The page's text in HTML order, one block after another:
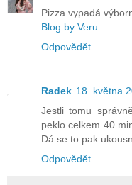
Pizza vypadá
Blog by Veru
Odpovědět
Radek 18. května
Jestli tomu
peklo celkem 40
Dá se to pak
Odpovědět